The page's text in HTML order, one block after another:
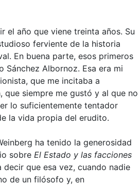
el año que viene treinta años. Su
ferviente de la historia
En buena parte, esos primeros
Sánchez Albornoz. Esa era mi
que me incitaba a
que siempre me gustó y al que no
lo suficientemente tentador
la vida propia del erudito.
ha tenido la generosidad
sobre El Estado y las facciones
que esa vez, cuando nadie
de un filósofo y, en